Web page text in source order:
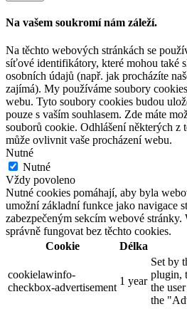
Na vašem soukromí nám záleží.
Na těchto webových stránkách se
síťové identifikátory, které mohou také
osobních údajů (např. jak procházíte
zajímá). My používáme soubory
webu. Tyto soubory cookies budou
pouze s vaším souhlasem. Zde máte
souborů cookie. Odhlášení některých z
může ovlivnit vaše procházení webu.
Nutné
Nutné
Vždy povoleno
Nutné cookies pomáhají, aby byla
umožní základní funkce jako navigace
zabezpečeným sekcím webové stránky.
správně fungovat bez těchto cookies.
Cookie
Délka
cookielawinfo-
checkbox-advertisement
1 year
Set by
plugin,
the
the